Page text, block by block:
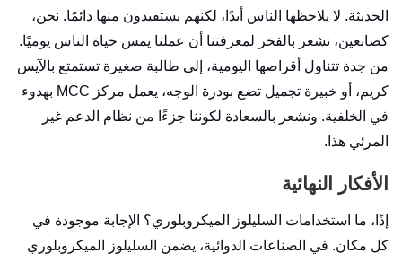
الحديثة. لا يلاحظها الناس أبدًا، لكنهم يستفيدون منها دائمًا. نحن،
كصانعين، نشعر بالفخر لمعرفتنا أن عملنا يمس حياة الناس يوميًا.
من جدة تتناول أقراصها اليومية، إلى طالبة صغيرة تستمتع بالآيس
كريم، أو خبيرة تجميل تضع بودرة الوجه، يعمل مركز MCC بهدوء
في الخلفية. ونشعر بالسعادة لكوننا جزءًا من نظام الدعم غير
المرئي هذا.
الأفكار النهائية
إذًا، ما استخدامات السليلوز الميكروبلوري؟ الإجابة موجودة في
كل مكان. في الصناعات الدوائية، يضمن السليلوز الميكروبلوري